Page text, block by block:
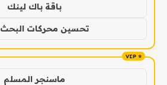
باقة باك لينك
تحسين محركات البحث SEO
ماسنجر المسلم